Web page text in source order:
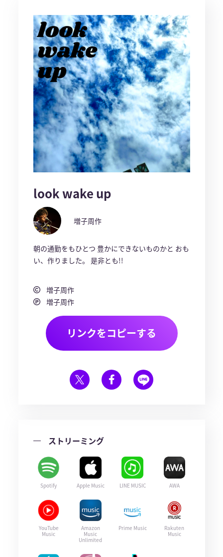
look wake up
増子周作
朝の通勤をもひとつ 豊かにできないものかと おも
い、作りました。 是非とも!!
増子周作
増子周作
リンクをコピーする
ストリーミング
Spotify Apple Music LINE MUSIC AWA
YouTube
Music
Amazon
Music
Unlimited
Prime Music
Rakuten
Music